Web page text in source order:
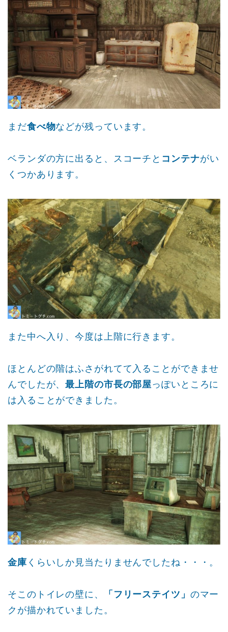
まだ食べ物などが残っています。
ベランダの方に出ると、スコーチと コンテナがい
くつかあります。
また中へ入り、今度は上階に行きます。
ほとんどの階はふさがれてて入ることができませ
んでしたが、最上階の市長の部屋 っぽいところに
は入ることができました。
金庫 くらいしか見当たりませんでしたね・・・。
そこのトイレの壁に、 「フリーステイツ」 のマー
クが描かれていました。